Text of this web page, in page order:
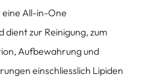
eine All-in-One
dient zur Reinigung, zum
Aufbewahrung und
einschliesslich Lipiden